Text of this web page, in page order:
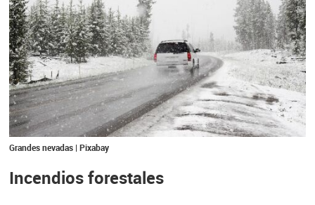
Grandes nevadas | Pixabay
Incendios forestales